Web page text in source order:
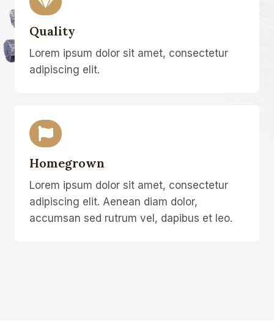
Quality
Lorem ipsum dolor sit amet, consectetur
adipiscing elit.
Homegrown
Lorem ipsum dolor sit amet, consectetur
adipiscing elit. Aenean diam dolor,
accumsan sed rutrum vel, dapibus et leo.